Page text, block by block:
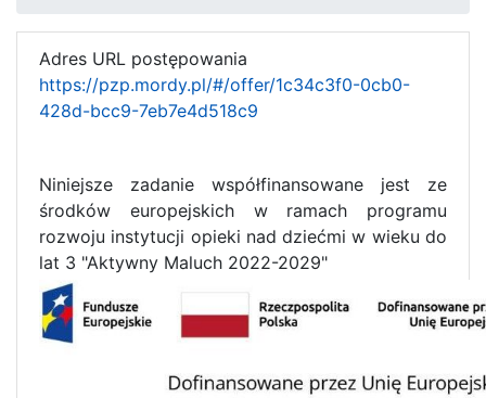
Adres URL postępowania
https://pzp.mordy.pl/#/offer/1c34c3f0-0cb0-
428d-bcc9-7eb7e4d518c9
Niniejsze zadanie współfinansowane jest ze
środków europejskich w ramach programu
rozwoju instytucji opieki nad dziećmi w wieku do
lat 3 "Aktywny Maluch 2022-2029"